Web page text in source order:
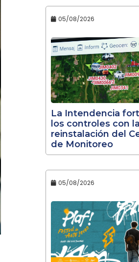
05/08/2026
La Intendencia
los controles con la
reinstalación del
de Monitoreo
05/08/2026